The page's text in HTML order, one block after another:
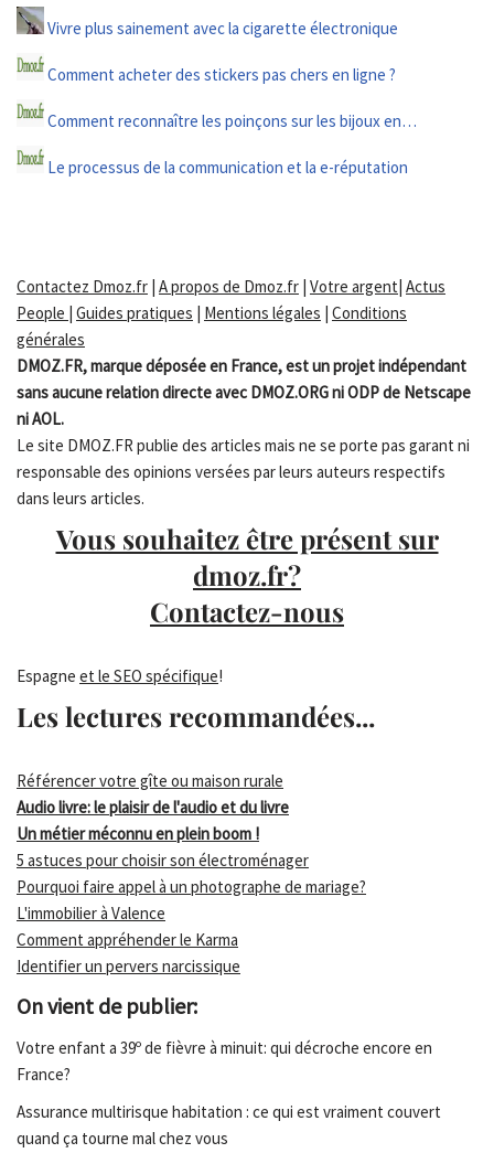
Vivre plus sainement avec la cigarette électronique
Comment acheter des stickers pas chers en ligne ?
Comment reconnaître les poinçons sur les bijoux en…
Le processus de la communication et la e-réputation
Contactez Dmoz.fr | A propos de Dmoz.fr | Votre argent| Actus
People | Guides pratiques | Mentions légales | Conditions
générales
DMOZ.FR, marque déposée en France, est un projet indépendant
sans aucune relation directe avec DMOZ.ORG ni ODP de Netscape
ni AOL.
Le site DMOZ.FR publie des articles mais ne se porte pas garant ni
responsable des opinions versées par leurs auteurs respectifs
dans leurs articles.
Vous souhaitez être présent sur
dmoz.fr?
Contactez-nous
Espagne et le SEO spécifique!
Les lectures recommandées...
Référencer votre gîte ou maison rurale
Audio livre: le plaisir de l'audio et du livre
Un métier méconnu en plein boom !
5 astuces pour choisir son électroménager
Pourquoi faire appel à un photographe de mariage?
L'immobilier à Valence
Comment appréhender le Karma
Identifier un pervers narcissique
On vient de publier:
Votre enfant a 39º de fièvre à minuit: qui décroche encore en
France?
Assurance multirisque habitation : ce qui est vraiment couvert
quand ça tourne mal chez vous